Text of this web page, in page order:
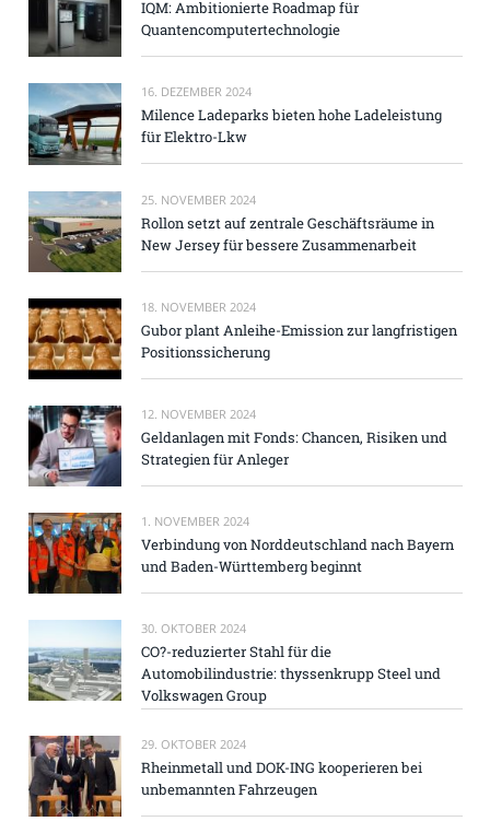
IQM: Ambitionierte Roadmap für
Quantencomputertechnologie
16. DEZEMBER 2024
Milence Ladeparks bieten hohe Ladeleistung
für Elektro-Lkw
25. NOVEMBER 2024
Rollon setzt auf zentrale Geschäftsräume in
New Jersey für bessere Zusammenarbeit
18. NOVEMBER 2024
Gubor plant Anleihe-Emission zur langfristigen
Positionssicherung
12. NOVEMBER 2024
Geldanlagen mit Fonds: Chancen, Risiken und
Strategien für Anleger
1. NOVEMBER 2024
Verbindung von Norddeutschland nach Bayern
und Baden-Württemberg beginnt
30. OKTOBER 2024
CO?-reduzierter Stahl für die
Automobilindustrie: thyssenkrupp Steel und
Volkswagen Group
29. OKTOBER 2024
Rheinmetall und DOK-ING kooperieren bei
unbemannten Fahrzeugen